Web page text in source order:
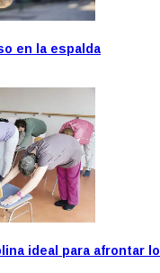
en la espalda
ideal para afrontar